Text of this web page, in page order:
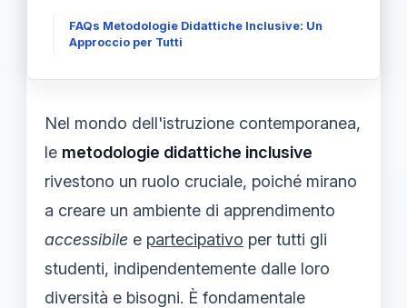
FAQs Metodologie Didattiche Inclusive: Un
Approccio per Tutti
Nel mondo dell'istruzione contemporanea,
le metodologie didattiche inclusive
rivestono un ruolo cruciale, poiché mirano
a creare un ambiente di apprendimento
accessibile e partecipativo per tutti gli
studenti, indipendentemente dalle loro
diversità e bisogni. È fondamentale